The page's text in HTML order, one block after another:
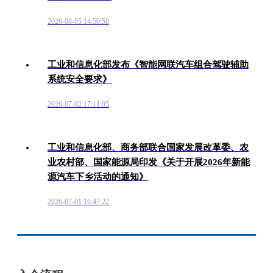
2026-08-05 14:50:58
工业和信息化部发布《智能网联汽车组合驾驶辅助
系统安全要求》
2026-07-02 17:11:05
工业和信息化部、商务部联合国家发展改革委、农
业农村部、国家能源局印发《关于开展2026年新能
源汽车下乡活动的通知》
2026-07-01 16:47:22